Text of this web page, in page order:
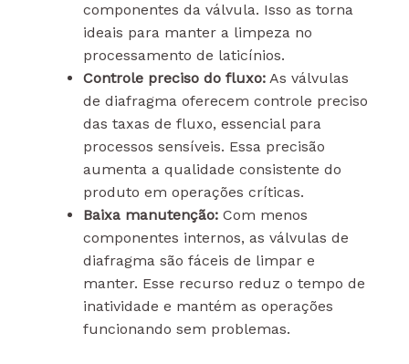
componentes da válvula. Isso as torna
ideais para manter a limpeza no
processamento de laticínios.
Controle preciso do fluxo:As válvulas
de diafragma oferecem controle preciso
das taxas de fluxo, essencial para
processos sensíveis. Essa precisão
aumenta a qualidade consistente do
produto em operações críticas.
Baixa manutenção:Com menos
componentes internos, as válvulas de
diafragma são fáceis de limpar e
manter. Esse recurso reduz o tempo de
inatividade e mantém as operações
funcionando sem problemas.